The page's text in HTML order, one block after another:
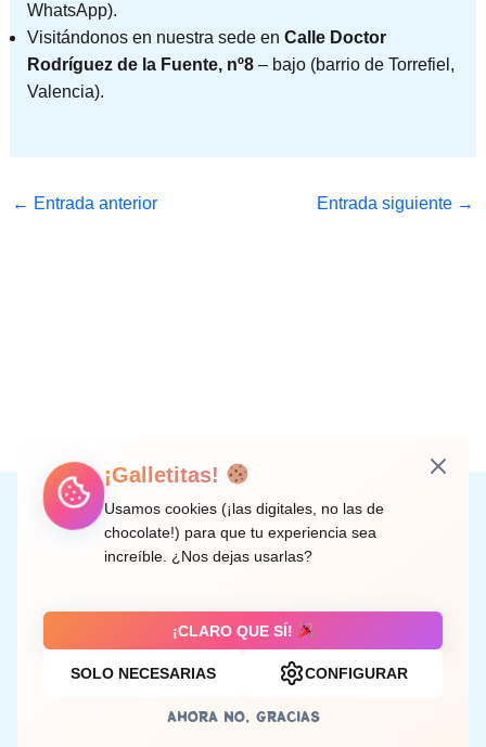
WhatsApp).
Visitándonos en nuestra sede en Calle Doctor
Rodríguez de la Fuente, nº8– bajo (barrio de Torrefiel,
Valencia).
← Entrada anterior Entrada siguiente →
Instagram
Facebook
X LinkedIn
Correo electrónico
C/ Doctor Rodríguez de la Fuente, 8 València
Aviso legal
¡Galletitas!
Usamos cookies (¡las digitales, no las de
chocolate!) para que tu experiencia sea
increíble. ¿Nos dejas usarlas?
¡CLARO QUE SÍ!
SOLO NECESARIAS CONFIGURAR
AHORA NO, GRACIAS